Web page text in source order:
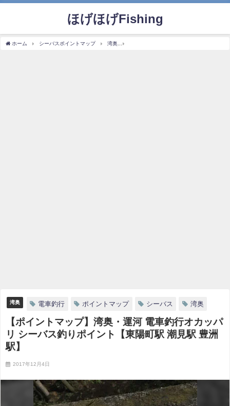
ほげほげFishing
ホーム シーバスポイントマップ 湾奥
湾奥 電車釣行 ポイントマップ シーバス 湾奥
【ポイントマップ】湾奥・運河 電車釣行オカッパ
リ シーバス釣りポイント【東陽町駅 潮見駅 豊洲
駅】
2017年12月4日